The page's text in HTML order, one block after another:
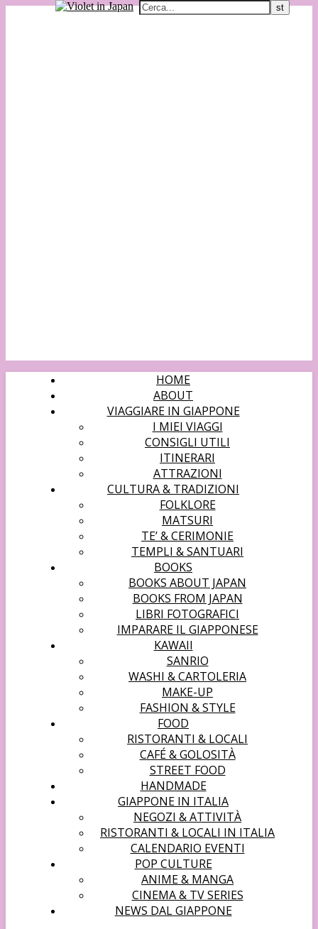
HOME
ABOUT
VIAGGIARE IN GIAPPONE
I MIEI VIAGGI
CONSIGLI UTILI
ITINERARI
ATTRAZIONI
CULTURA & TRADIZIONI
FOLKLORE
MATSURI
TE’ & CERIMONIE
TEMPLI & SANTUARI
BOOKS
BOOKS ABOUT JAPAN
BOOKS FROM JAPAN
LIBRI FOTOGRAFICI
IMPARARE IL GIAPPONESE
KAWAII
SANRIO
WASHI & CARTOLERIA
MAKE-UP
FASHION & STYLE
FOOD
RISTORANTI & LOCALI
CAFÉ & GOLOSITÀ
STREET FOOD
HANDMADE
GIAPPONE IN ITALIA
NEGOZI & ATTIVITÀ
RISTORANTI & LOCALI IN ITALIA
CALENDARIO EVENTI
POP CULTURE
ANIME & MANGA
CINEMA & TV SERIES
NEWS DAL GIAPPONE